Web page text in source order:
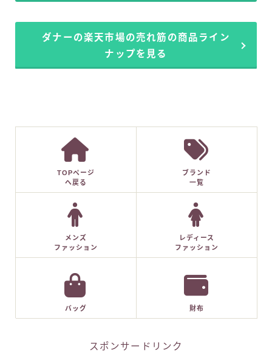
ダナーの楽天市場の売れ筋の商品ライン
ナップを見る
TOPページ
へ戻る
ブランド
一覧
メンズ
ファッション
レディース
ファッション
バッグ 財布
スポンサードリンク